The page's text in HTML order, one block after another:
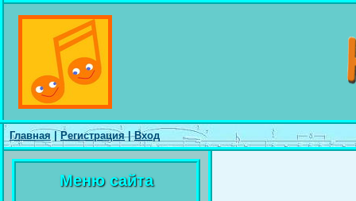
Главная |Регистрация|Вход
Меню сайта